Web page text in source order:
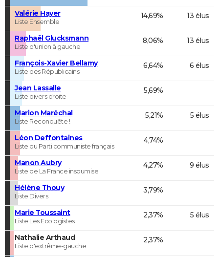
Valérie Hayer
Liste Ensemble
14,69% 13 élus
Raphaël Glucksmann
Liste d'union à gauche
8,06% 13 élus
François-Xavier Bellamy
Liste des Républicains
6,64% 6 élus
Jean Lassalle
Liste divers droite
5,69%
Marion Maréchal
Liste Reconquête !
5,21% 5 élus
Léon Deffontaines
Liste du Parti communiste français
4,74%
Manon Aubry
Liste de La France insoumise
4,27% 9 élus
Hélène Thouy
Liste Divers
3,79%
Marie Toussaint
Liste Les Ecologistes
2,37% 5 élus
Nathalie Arthaud
Liste d'extrême-gauche
2,37%